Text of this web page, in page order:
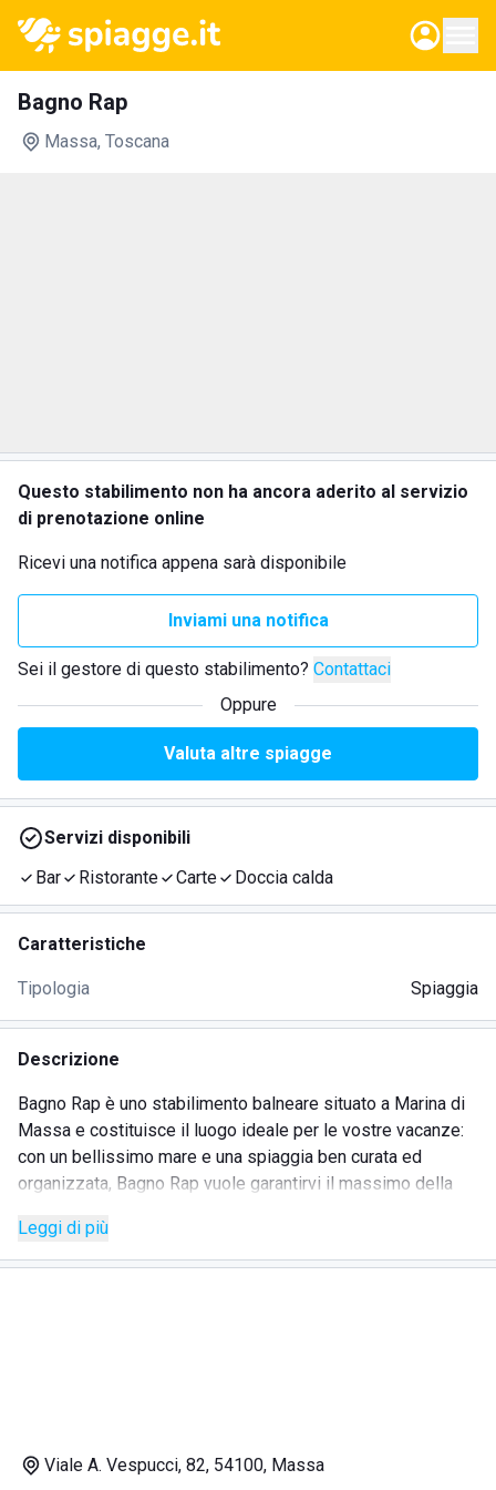
Bagno Rap
Massa, Toscana
Questo stabilimento non ha ancora aderito al servizio
di prenotazione online
Ricevi una notifica appena sarà disponibile
Inviami una notifica
Sei il gestore di questo stabilimento? Contattaci
Oppure
Valuta altre spiagge
Servizi disponibili
Bar
Ristorante Carte Doccia calda
Caratteristiche
Tipologia Spiaggia
Descrizione
Bagno Rap è uno stabilimento balneare situato a Marina di
Massa e costituisce il luogo ideale per le vostre vacanze:
con un bellissimo mare e una spiaggia ben curata ed
organizzata, Bagno Rap vuole garantirvi il massimo della
Lo stabilimento balneare offre anche numerosi servizi, fra i
quali quello dibareristorante: lì potrete gustare ottimi
Leggi di più
Viale A. Vespucci, 82, 54100, Massa